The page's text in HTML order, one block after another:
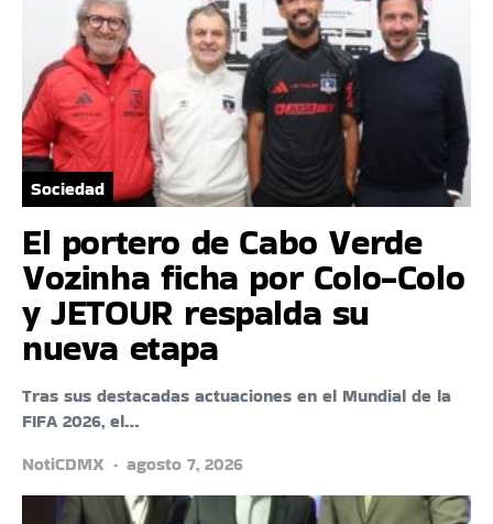
Sociedad
El portero de Cabo Verde
Vozinha ficha por Colo-Colo
y JETOUR respalda su
nueva etapa
Tras sus destacadas actuaciones en el Mundial de la
FIFA 2026, el…
NotiCDMX
agosto 7, 2026